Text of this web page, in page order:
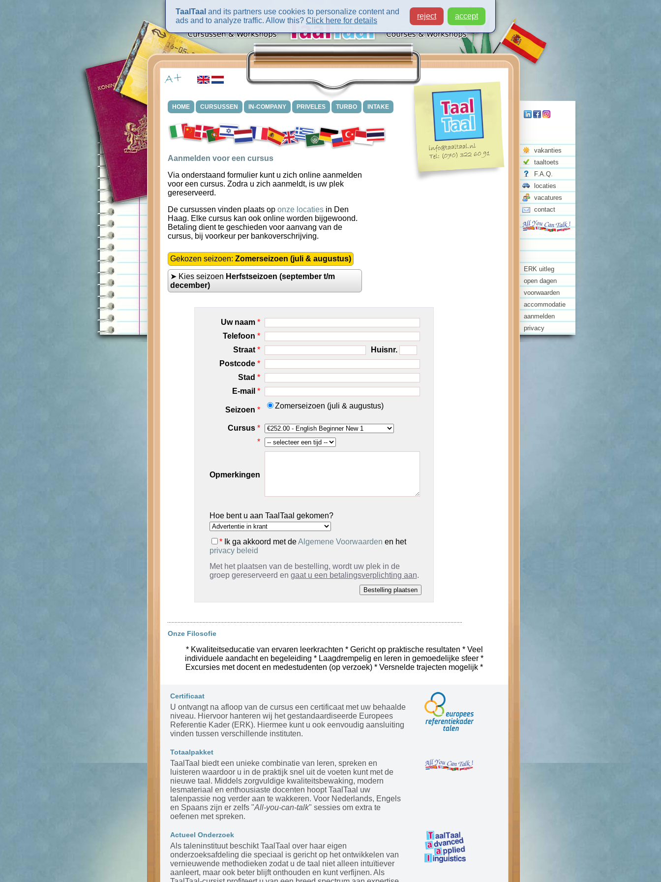
vakanties
taaltoets
F.A.Q.
locaties
vacatures
contact
ERK uitleg
open dagen
voorwaarden
accommodatie
aanmelden
privacy
HOME CURSUSSEN IN-COMPANY PRIVELES TURBO INTAKE
Aanmelden voor een cursus
Via onderstaand formulier kunt u zich online aanmelden
voor een cursus. Zodra u zich aanmeldt, is uw plek
gereserveerd.
De cursussen vinden plaats op onze locaties in Den
Haag. Elke cursus kan ook online worden bijgewoond.
Betaling dient te geschieden voor aanvang van de
cursus, bij voorkeur per bankoverschrijving.
Gekozen seizoen: Zomerseizoen (juli & augustus)
➤ Kies seizoen Herfstseizoen (september t/m
december)
Uw naam *
Telefoon *
Straat *
Huisnr.
Postcode *
Stad *
E-mail *
Seizoen * Zomerseizoen (juli & augustus)
Cursus *
*
Opmerkingen
Hoe bent u aan TaalTaal gekomen?
*Ik ga akkoord met deAlgemene Voorwaarden en het
privacy beleid
Met het plaatsen van de bestelling, wordt uw plek in de
groep gereserveerd en gaat u een betalingsverplichting aan.
Onze Filosofie
* Kwaliteitseducatie van ervaren leerkrachten * Gericht op praktische resultaten * Veel
individuele aandacht en begeleiding * Laagdrempelig en leren in gemoedelijke sfeer *
Excursies met docent en medestudenten (op verzoek) * Versnelde trajecten mogelijk *
Certificaat
U ontvangt na afloop van de cursus een certificaat met uw behaalde
niveau. Hiervoor hanteren wij het gestandaardiseerde Europees
Referentie Kader (ERK). Hiermee kunt u ook eenvoudig aansluiting
vinden tussen verschillende instituten.
Totaalpakket
TaalTaal biedt een unieke combinatie van leren, spreken en
luisteren waardoor u in de praktijk snel uit de voeten kunt met de
nieuwe taal. Middels zorgvuldige kwaliteitsbewaking, modern
lesmateriaal en enthousiaste docenten hoopt TaalTaal uw
talenpassie nog verder aan te wakkeren. Voor Nederlands, Engels
en Spaans zijn er zelfs "All-you-can-talk" sessies om extra te
oefenen met spreken.
Actueel Onderzoek
Als taleninstituut beschikt TaalTaal over haar eigen
onderzoeksafdeling die speciaal is gericht op het ontwikkelen van
vernieuwende methodieken zodat u de taal niet alleen intuïtiever
aanleert, maar ook beter blijft onthouden en kunt verfijnen. Als
TaalTaal and its partners use cookies to personalize content and
ads and to analyze traffic. Allow this? Click here for details
reject accept